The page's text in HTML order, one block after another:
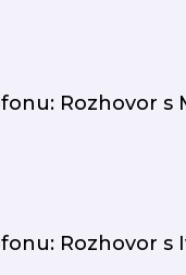
Rozhovor s
Rozhovor s